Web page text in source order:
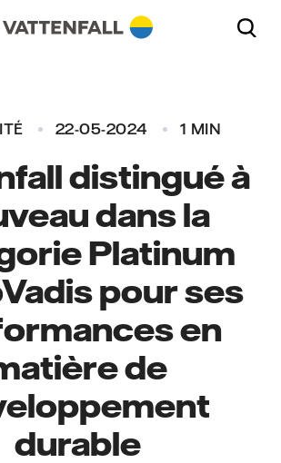
principale
22-05-2024 1 MIN
distingué à
dans la
Platinum
pour ses
en
de
durable
principale